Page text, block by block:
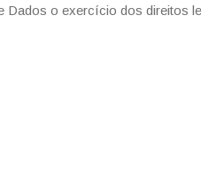
o exercício dos direitos